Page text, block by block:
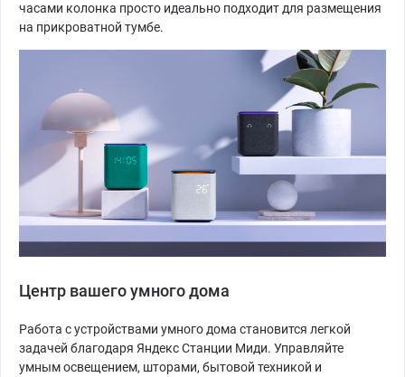
часами колонка просто идеально подходит для размещения
на прикроватной тумбе.
Центр вашего умного дома
Работа с устройствами умного дома становится легкой
задачей благодаря Яндекс Станции Миди. Управляйте
умным освещением, шторами, бытовой техникой и